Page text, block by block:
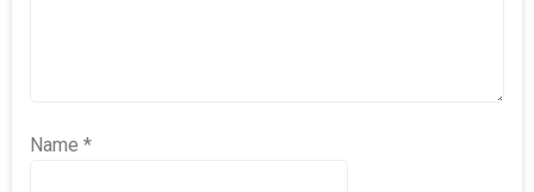
Name *